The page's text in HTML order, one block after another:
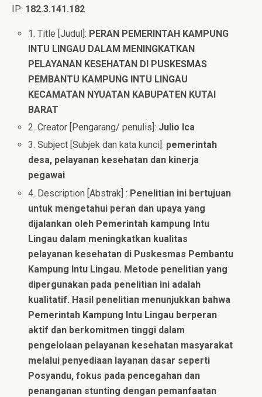
IP: 182.3.141.182
1. Title [Judul]: PERAN PEMERINTAH KAMPUNG
INTU LINGAU DALAM MENINGKATKAN
PELAYANAN KESEHATAN DI PUSKESMAS
PEMBANTU KAMPUNG INTU LINGAU
KECAMATAN NYUATAN KABUPATEN KUTAI
BARAT
2. Creator [Pengarang/ penulis]: Julio Ica
3. Subject [Subjek dan kata kunci]: pemerintah
desa, pelayanan kesehatan dan kinerja
pegawai
4. Description [Abstrak] : Penelitian ini bertujuan
untuk mengetahui peran dan upaya yang
dijalankan oleh Pemerintah kampung Intu
Lingau dalam meningkatkan kualitas
pelayanan kesehatan di Puskesmas Pembantu
Kampung Intu Lingau. Metode penelitian yang
dipergunakan pada penelitian ini adalah
kualitatif. Hasil penelitian menunjukkan bahwa
Pemerintah Kampung Intu Lingau berperan
aktif dan berkomitmen tinggi dalam
pengelolaan pelayanan kesehatan masyarakat
melalui penyediaan layanan dasar seperti
Posyandu, fokus pada pencegahan dan
penanganan stunting dengan pemanfaatan